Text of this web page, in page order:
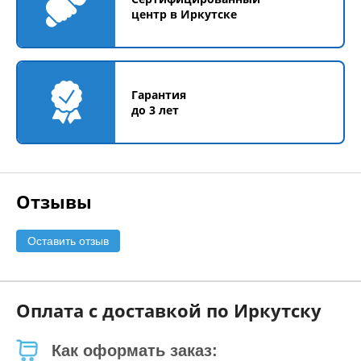
центр в Иркутске
Гарантия
до 3 лет
Отзывы
Оставить отзыв
Оплата с доставкой по Иркутску
Как оформать заказ: